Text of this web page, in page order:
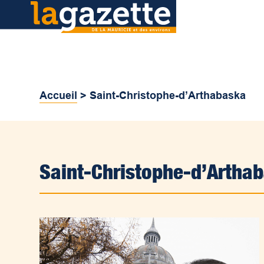
Accueil >Saint-Christophe-d’Arthabaska
Saint-Christophe-